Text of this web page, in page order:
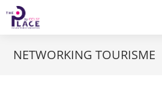
NETWORKING TOURISME